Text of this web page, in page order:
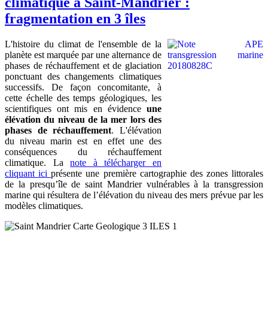
fragmentation en 3 îles
L'histoire du climat de l'ensemble de la
planète est marquée par une alternance de
phases de réchauffement et de glaciation
ponctuant des changements climatiques
successifs. De façon concomitante, à
cette échelle des temps géologiques, les
scientifiques ont mis en évidence une
élévation du niveau de la mer lors des
phases de réchauffement. L'élévation
du niveau marin est en effet une des
conséquences du réchauffement
climatique. Lanote à télécharger en
cliquant iciprésente une première cartographie des zones littorales
de la presqu’île de saint Mandrier vulnérables à la transgression
marine qui résultera de l’élévation du niveau des mers prévue par les
modèles climatiques.